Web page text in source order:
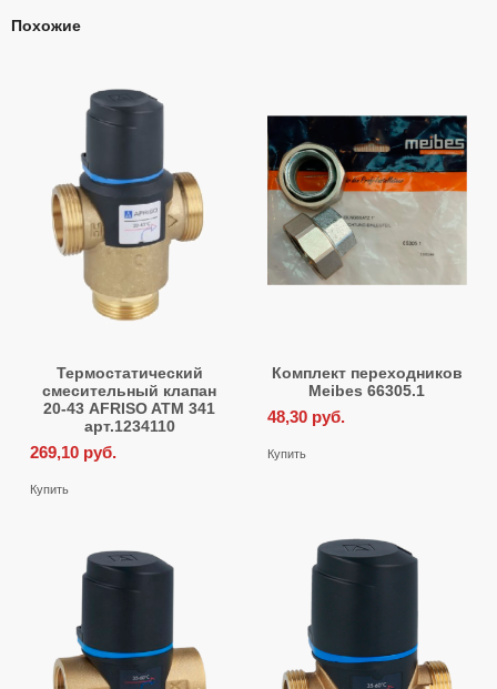
Похожие
Термостатический
смесительный клапан
20-43 AFRISO ATM 341
арт.1234110
269,10 руб.
Купить
Комплект переходников
Meibes 66305.1
48,30 руб.
Купить